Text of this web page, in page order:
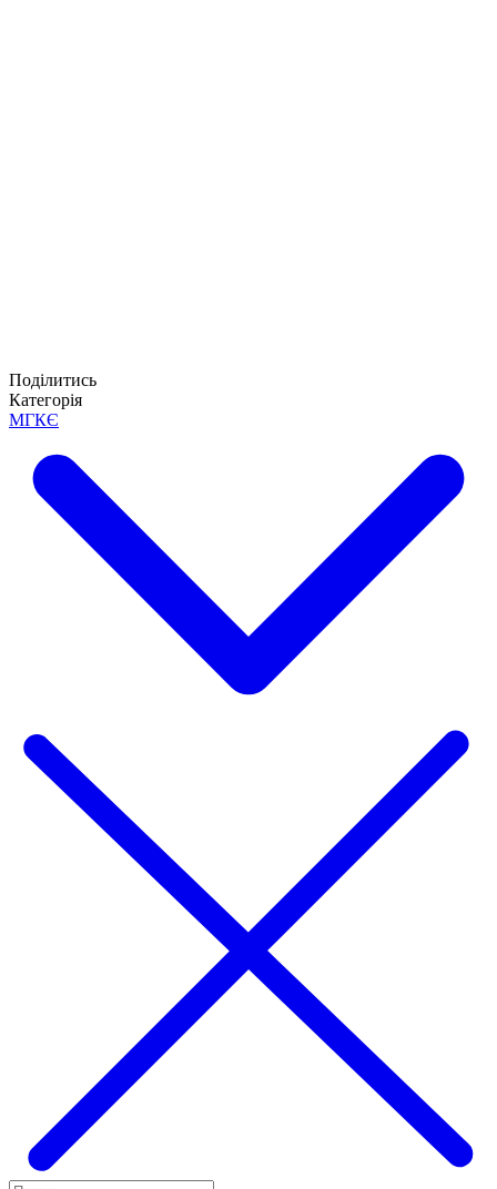
Поділитись
Категорія
МГКЄ